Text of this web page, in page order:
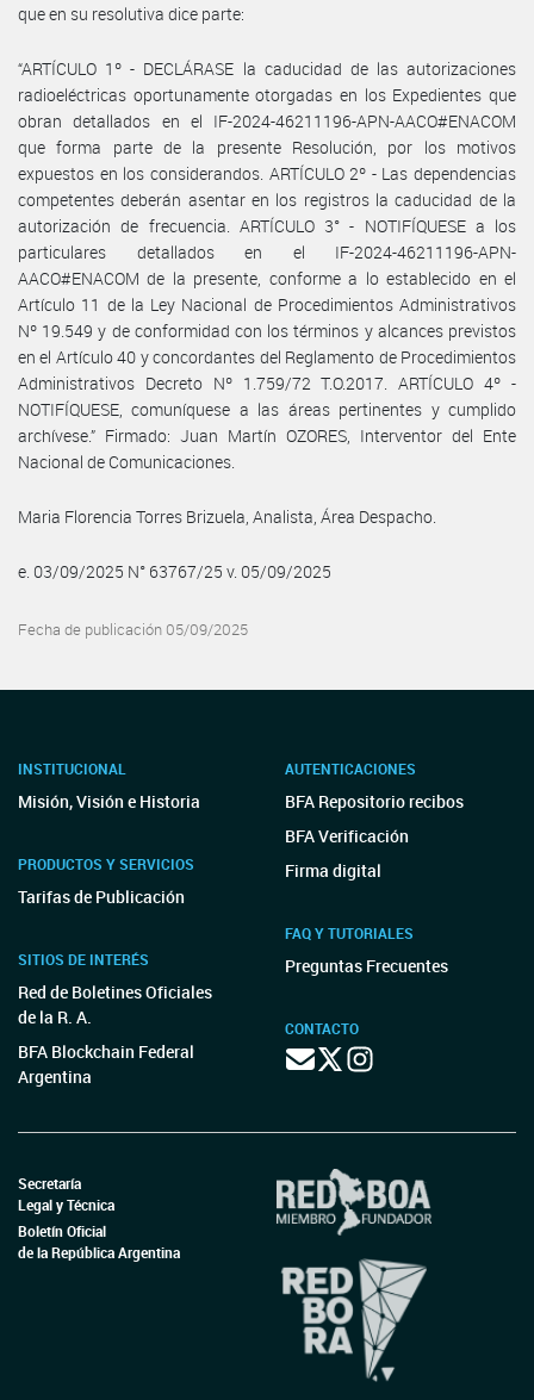
que en su resolutiva dice parte:
“ARTÍCULO 1º - DECLÁRASE la caducidad de las autorizaciones
radioeléctricas oportunamente otorgadas en los Expedientes que
obran detallados en el IF-2024-46211196-APN-AACO#ENACOM
que forma parte de la presente Resolución, por los motivos
expuestos en los considerandos. ARTÍCULO 2º - Las dependencias
competentes deberán asentar en los registros la caducidad de la
autorización de frecuencia. ARTÍCULO 3° - NOTIFÍQUESE a los
particulares detallados en el IF-2024-46211196-APN-
AACO#ENACOM de la presente, conforme a lo establecido en el
Artículo 11 de la Ley Nacional de Procedimientos Administrativos
Nº 19.549 y de conformidad con los términos y alcances previstos
en el Artículo 40 y concordantes del Reglamento de Procedimientos
Administrativos Decreto Nº 1.759/72 T.O.2017. ARTÍCULO 4º -
NOTIFÍQUESE, comuníquese a las áreas pertinentes y cumplido
archívese.” Firmado: Juan Martín OZORES, Interventor del Ente
Nacional de Comunicaciones.
Maria Florencia Torres Brizuela, Analista, Área Despacho.
e. 03/09/2025 N° 63767/25 v. 05/09/2025
Fecha de publicación 05/09/2025
INSTITUCIONAL
Misión, Visión e Historia
PRODUCTOS Y SERVICIOS
Tarifas de Publicación
SITIOS DE INTERÉS
Red de Boletines Oficiales
de la R. A.
BFA Blockchain Federal
Argentina
AUTENTICACIONES
BFA Repositorio recibos
BFA Verificación
Firma digital
FAQ Y TUTORIALES
Preguntas Frecuentes
CONTACTO
Secretaría
Legal y Técnica
Boletín Oficial
de la República Argentina